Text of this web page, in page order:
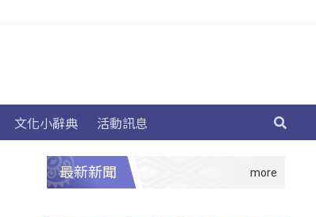
文化小辭典 活動訊息
最新新聞